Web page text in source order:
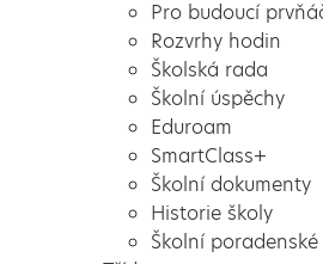
Pro budoucí
Rozvrhy hodin
Školská rada
Školní úspěchy
Eduroam
SmartClass+
Školní dokumenty
Historie školy
Školní